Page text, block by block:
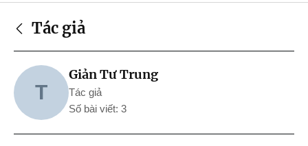
Tác giả
T
Giản Tư Trung
Tác giả
Số bài viết: 3